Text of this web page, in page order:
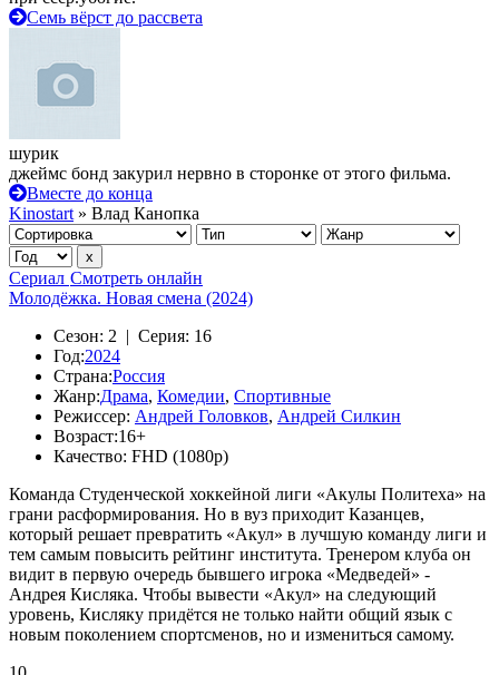
Семь вёрст до рассвета
шурик
джеймс бонд закурил нервно в сторонке от этого фильма.
Вместе до конца
Kinostart » Влад Канопка
Сериал Смотреть онлайн
Молодёжка. Новая смена (2024)
Сезон: 2 | Серия: 16
Год:2024
Страна:Россия
Жанр:Драма, Комедии, Спортивные
Режиссер: Андрей Головков, Андрей Силкин
Возраст:16+
Качество: FHD (1080p)
Команда Студенческой хоккейной лиги «Акулы Политеха» на
грани расформирования. Но в вуз приходит Казанцев,
который решает превратить «Акул» в лучшую команду лиги и
тем самым повысить рейтинг института. Тренером клуба он
видит в первую очередь бывшего игрока «Медведей» -
Андрея Кисляка. Чтобы вывести «Акул» на следующий
уровень, Кисляку придётся не только найти общий язык с
новым поколением спортсменов, но и измениться самому.